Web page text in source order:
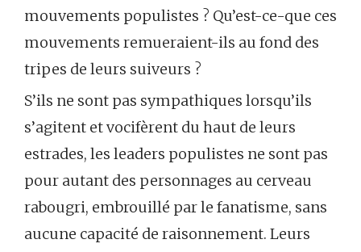
mouvements populistes ? Qu’est-ce-que ces
mouvements remueraient-ils au fond des
tripes de leurs suiveurs ?
S’ils ne sont pas sympathiques lorsqu’ils
s’agitent et vocifèrent du haut de leurs
estrades, les leaders populistes ne sont pas
pour autant des personnages au cerveau
rabougri, embrouillé par le fanatisme, sans
aucune capacité de raisonnement. Leurs